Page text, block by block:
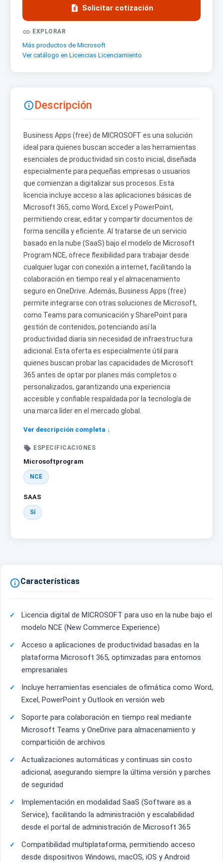
 Solicitar cotización
 EXPLORAR
Más productos de Microsoft
Ver catálogo en Licencias Licenciamiento
Descripción
Business Apps (free) de MICROSOFT es una solución
ideal para quienes buscan acceder a las herramientas
esenciales de productividad sin costo inicial, diseñada
especialmente para pequeñas empresas o usuarios
que comienzan a digitalizar sus procesos. Esta
licencia incluye acceso a las aplicaciones básicas de
Microsoft 365, como Word, Excel y PowerPoint,
permitiendo crear, editar y compartir documentos de
forma sencilla y eficiente. Al tratarse de un servicio
basado en la nube (SaaS) bajo el modelo de Microsoft
Program NCE, ofrece flexibilidad para trabajar desde
cualquier lugar con conexión a internet, facilitando la
colaboración en tiempo real y el almacenamiento
seguro en OneDrive. Además, Business Apps (free)
permite integrarse con otras soluciones de Microsoft,
como Teams para comunicación y SharePoint para
gestión de contenidos, potenciando así la
productividad diaria sin necesidad de infraestructura
adicional. Esta oferta es especialmente útil para
quienes buscan probar las capacidades de Microsoft
365 antes de optar por planes más completos o
personalizados, garantizando una experiencia
accesible y confiable respaldada por la tecnología de
una marca líder en el mercado global.
Ver descripción completa ↓
 ESPECIFICACIONES
Microsoftprogram
NCE
SAAS
Sí
Características
Licencia digital de MICROSOFT para uso en la nube bajo el
modelo NCE (New Commerce Experience)
Acceso a aplicaciones de productividad basadas en la
plataforma Microsoft 365, optimizadas para entornos
empresariales
Incluye herramientas esenciales de ofimática como Word,
Excel, PowerPoint y Outlook en versión web
Soporte para colaboración en tiempo real mediante
Microsoft Teams y OneDrive para almacenamiento y
compartición de archivos
Actualizaciones automáticas y continuas sin costo
adicional, asegurando siempre la última versión y parches
de seguridad
Implementación en modalidad SaaS (Software as a
Service), facilitando la administración y escalabilidad
desde el portal de administración de Microsoft 365
Compatibilidad multiplataforma, permitiendo acceso
desde dispositivos Windows, macOS, iOS y Android